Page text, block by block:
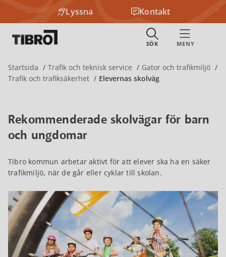
Lyssna Kontakt
Startsida Trafik och teknisk service
Gator och trafikmiljö
Trafik och trafiksäkerhet
Elevernas skolväg
Rekommenderade skolvägar för barn
och ungdomar
Tibro kommun arbetar aktivt för att elever ska ha en säker
trafikmiljö, när de går eller cyklar till skolan.